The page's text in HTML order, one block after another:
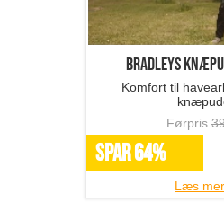
BRADLEYS
Komfort til
Førpris
SPAR 64%
Læs